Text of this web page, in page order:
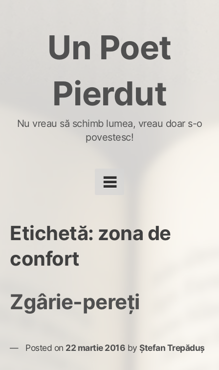
Un Poet
Pierdut
Nu vreau să schimb lumea, vreau doar s-o
povestesc!
Etichetă: zona de
confort
Zgârie-pereți
Posted on 22 martie 2016 by Ștefan Trepăduș